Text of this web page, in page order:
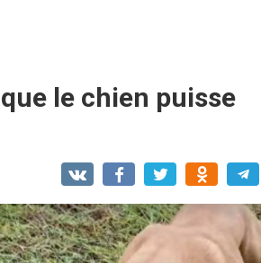
le chien puisse